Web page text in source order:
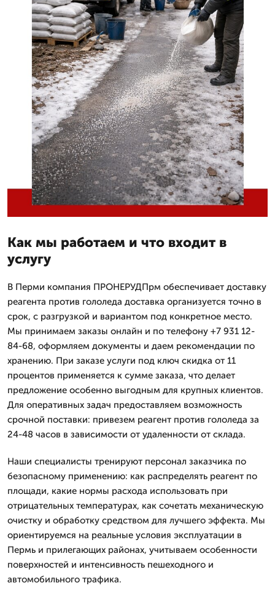
Как мы работаем и что входит в
услугу
В Перми компания ПРОНЕРУДПрм обеспечивает доставку
реагента против гололеда доставка организуется точно в
срок, с разгрузкой и вариантом под конкретное место.
Мы принимаем заказы онлайн и по телефону +7 931 12-
84-68, оформляем документы и даем рекомендации по
хранению. При заказе услуги под ключ скидка от 11
процентов применяется к сумме заказа, что делает
предложение особенно выгодным для крупных клиентов.
Для оперативных задач предоставляем возможность
срочной поставки: привезем реагент против гололеда за
24-48 часов в зависимости от удаленности от склада.
Наши специалисты тренируют персонал заказчика по
безопасному применению: как распределять реагент по
площади, какие нормы расхода использовать при
отрицательных температурах, как сочетать механическую
очистку и обработку средством для лучшего эффекта. Мы
ориентируемся на реальные условия эксплуатации в
Пермь и прилегающих районах, учитываем особенности
поверхностей и интенсивность пешеходного и
автомобильного трафика.